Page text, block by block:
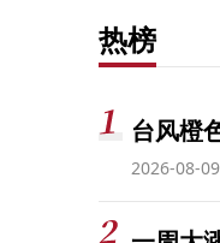
热榜
台风橙
2026-08-